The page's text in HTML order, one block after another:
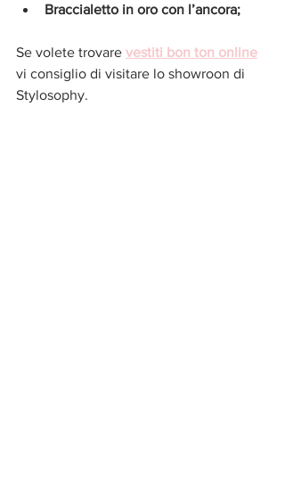
Braccialetto in oro con l’ancora;
Se volete trovare vestiti bon ton online
vi consiglio di visitare lo showroon di
Stylosophy.